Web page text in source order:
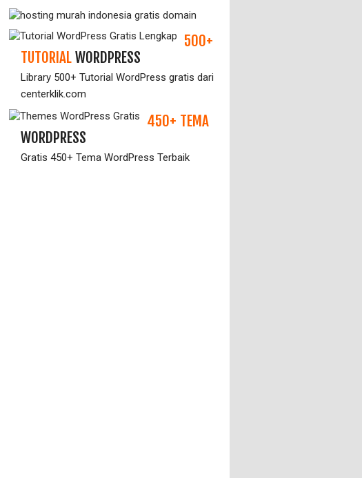
500+
TUTORIALWORDPRESS
Library 500+ Tutorial WordPress gratis dari
centerklik.com
450+ TEMA
WORDPRESS
Gratis 450+ Tema WordPress Terbaik